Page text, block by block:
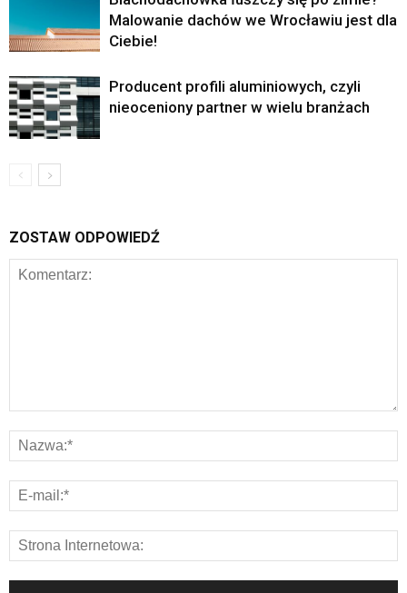
Malowanie dachów we Wrocławiu jest dla
Ciebie!
Producent profili aluminiowych, czyli
nieoceniony partner w wielu branżach
ZOSTAW ODPOWIEDŹ